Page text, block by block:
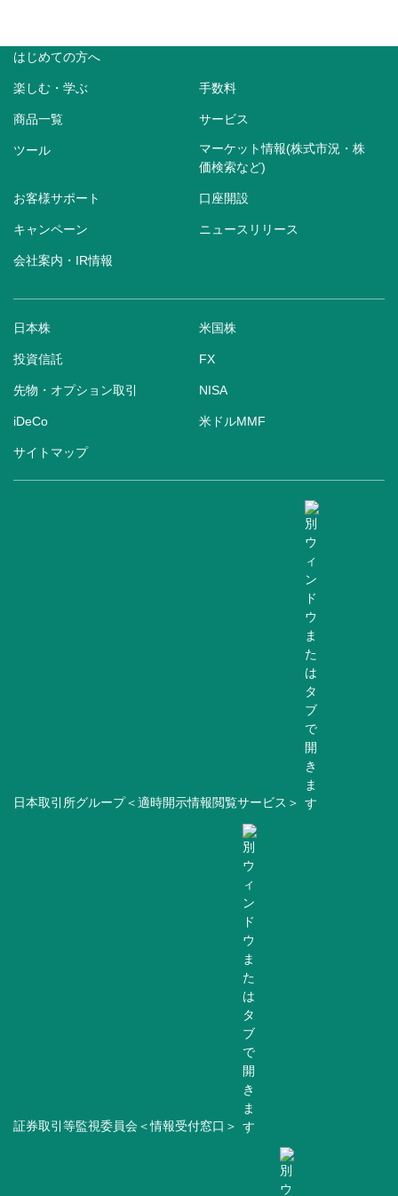
はじめての方へ
楽しむ・学ぶ 手数料
商品一覧 サービス
ツール
マーケット情報(株式市況・株
価検索など)
お客様サポート 口座開設
キャンペーン ニュースリリース
会社案内・IR情報
日本株 米国株
投資信託 FX
先物・オプション取引 NISA
iDeCo 米ドルMMF
サイトマップ
日本取引所グループ＜適時開示情報閲覧サービス＞
証券取引等監視委員会＜情報受付窓口＞